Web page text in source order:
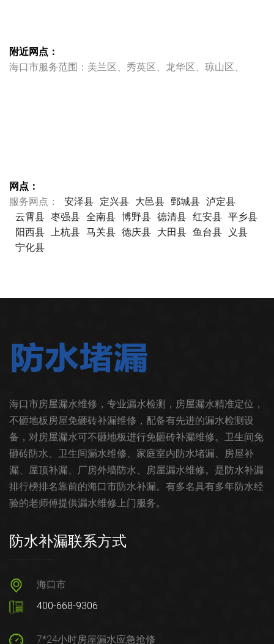
附近网点：
海口市服务范围：美兰区、秀英区、龙华区、琼山区、
网点：
服务网点：
安泽县 定兴县 大邑县 鄄城县 泸定县
云霄县 枣强县 全南县 博野县 德清县 红安县 平乡县
阳西县 上杭县 马关县 德庆县 大田县 鱼台县
义县
宁化县
海口市房屋漏水维修，专业漏水检测，房屋漏水精准定位，
不砸地板房屋免砸砖补漏维修，配备有先进的漏水检测设
备，对房屋漏水可不砸地板进行免砸砖补漏维修。卫生间免
砸砖防水、卫生间漏水维修、家庭室内防水堵漏、房屋补
漏、屋顶补漏、厂房外墙防水、房屋漏水维修。是防水补漏
排行榜排名靠前的海口市防水补漏。有多名具有多年防水经
验的老师傅提供漏水维修上门服务。
防水补漏联系方式
海口市
400-668-9306
7*24小时房屋漏水应急抢修